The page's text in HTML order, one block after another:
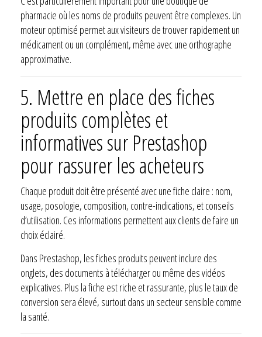
pharmacie où les noms de produits peuvent être complexes. Un
moteur optimisé permet aux visiteurs de trouver rapidement un
médicament ou un complément, même avec une orthographe
approximative.
5. Mettre en place des fiches
produits complètes et
informatives sur Prestashop
pour rassurer les acheteurs
Chaque produit doit être présenté avec une fiche claire : nom,
usage, posologie, composition, contre-indications, et conseils
d’utilisation. Ces informations permettent aux clients de faire un
choix éclairé.
Dans Prestashop, les fiches produits peuvent inclure des
onglets, des documents à télécharger ou même des vidéos
explicatives. Plus la fiche est riche et rassurante, plus le taux de
conversion sera élevé, surtout dans un secteur sensible comme
la santé.